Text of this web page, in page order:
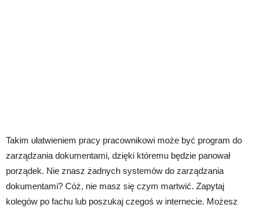
Takim ułatwieniem pracy pracownikowi może być program do
zarządzania dokumentami, dzięki któremu będzie panował
porządek. Nie znasz żadnych systemów do zarządzania
dokumentami? Cóż, nie masz się czym martwić. Zapytaj
kolegów po fachu lub poszukaj czegoś w internecie. Możesz